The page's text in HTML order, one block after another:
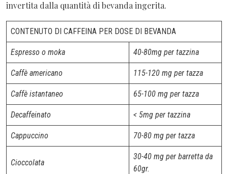
invertita dalla quantità di bevanda ingerita.
CONTENUTO DI CAFFEINA PER DOSE DI BEVANDA
Espresso o moka 40-80mg per tazzina
Caffè americano 115-120 mg per tazza
Caffè istantaneo 65-100 mg per tazza
Decaffeinato < 5mg per tazzina
Cappuccino 70-80 mg per tazza
Cioccolata
30-40 mg per barretta da
60gr.